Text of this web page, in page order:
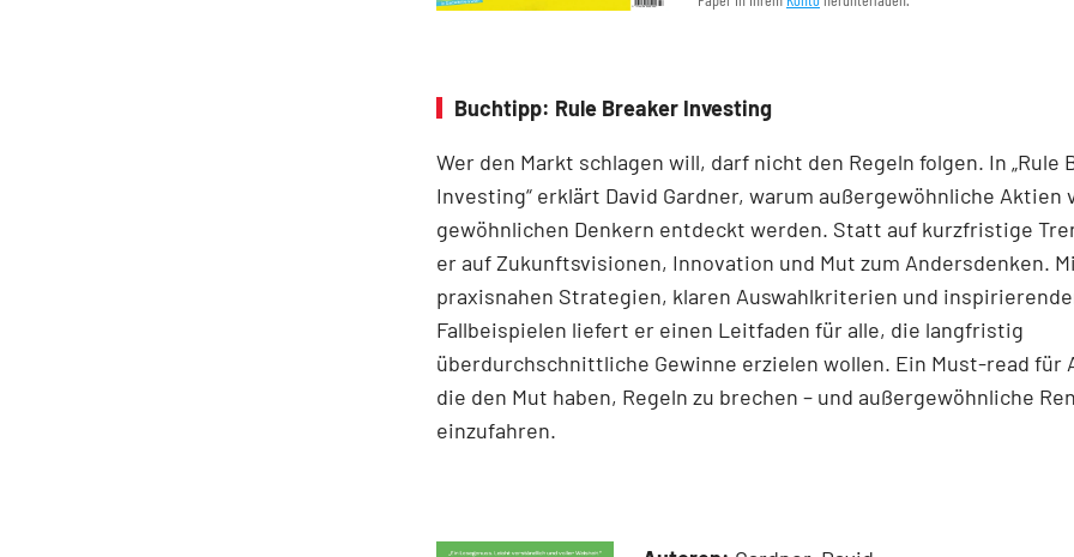
Buchtipp: Rule Breaker Investing
Wer den Markt schlagen will, darf nicht den Regeln folgen. In „Rule
Investing“ erklärt David Gardner, warum außergewöhnliche
gewöhnlichen Denkern entdeckt werden. Statt auf kurzfristige
er auf Zukunftsvisionen, Innovation und Mut zum Andersdenken.
praxisnahen Strategien, klaren Auswahlkriterien und
Fallbeispielen liefert er einen Leit­faden für alle, die langfristig
überdurchschnittliche Gewinne erzielen wollen. Ein Must-read für
die den Mut haben, Regeln zu brechen – und außergewöhnliche
einzufahren.